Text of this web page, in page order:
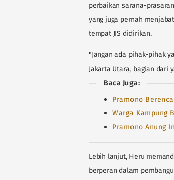
perbaikan sarana-
yang juga pernah
tempat JIS didirikan.
"Jangan ada pihak-pihak
Jakarta Utara, bagian dari
Baca Juga:
Pramono
Warga Kampung
Pramono Anung
Lebih lanjut, Heru
berperan dalam